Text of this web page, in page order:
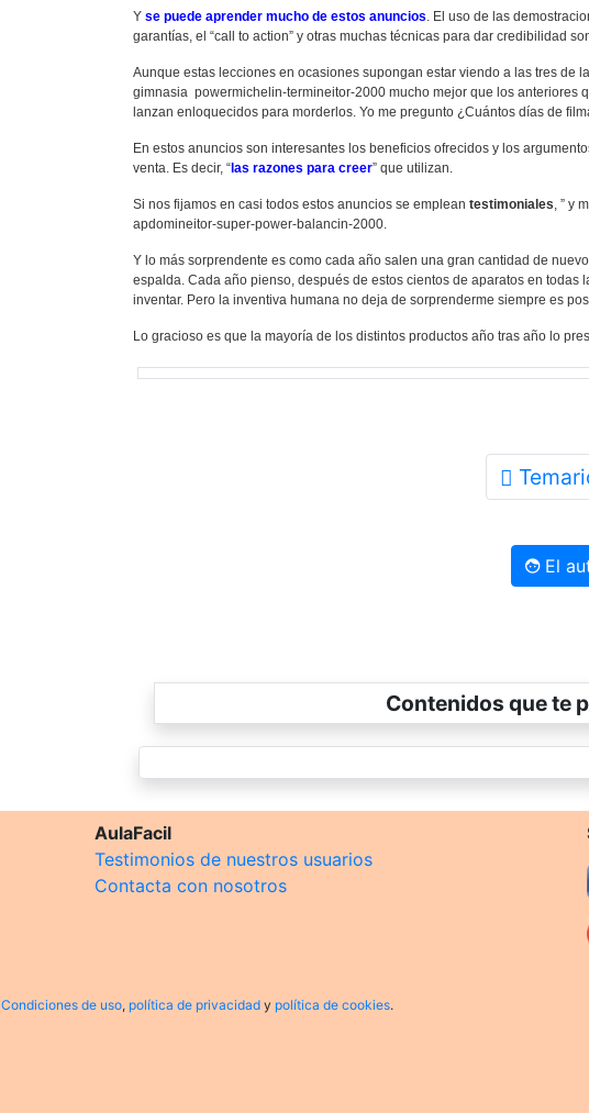
Y se puede aprender mucho de estos anuncios. El uso de las
garantías, el “call to action” y otras muchas técnicas para dar credibilidad
Aunque estas lecciones en ocasiones supongan estar viendo a las tres de
gimnasia powermichelin-termineitor-2000 mucho mejor que los anteriores
lanzan enloquecidos para morderlos. Yo me pregunto ¿Cuántos días de
En estos anuncios son interesantes los beneficios ofrecidos y los
venta. Es decir, “las razones para creer” que utilizan.
Si nos fijamos en casi todos estos anuncios se emplean testimoniales, ” y
apdomineitor-super-power-balancin-2000.
Y lo más sorprendente es como cada año salen una gran cantidad de
espalda. Cada año pienso, después de estos cientos de aparatos en
inventar. Pero la inventiva humana no deja de sorprenderme siempre es
Lo gracioso es que la mayoría de los distintos productos año tras año lo
El
Contenidos que te
AulaFacil
Testimonios de nuestros usuarios
Contacta con nosotros
Condiciones de uso, política de privacidad y política de cookies.